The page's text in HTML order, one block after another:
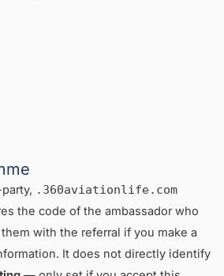
.360aviationlife.com
the code of the ambassador who
with the referral if you make a
It does not directly identify